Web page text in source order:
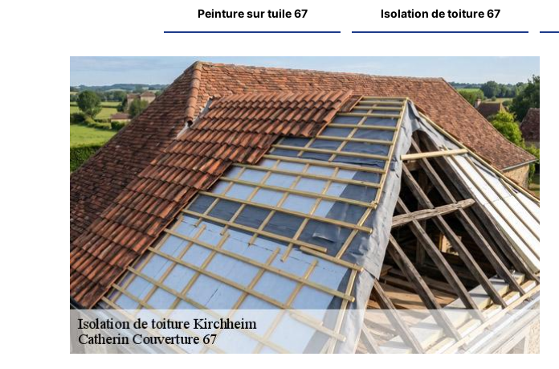
Peinture sur tuile 67 Isolation de toiture 67